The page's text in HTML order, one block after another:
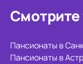
Смотрите
Пансионаты в
Пансионаты в